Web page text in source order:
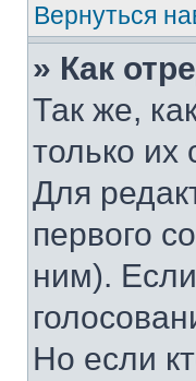
Вернуться
» Как
Так же,
только
Для
первого
ним).
Но если